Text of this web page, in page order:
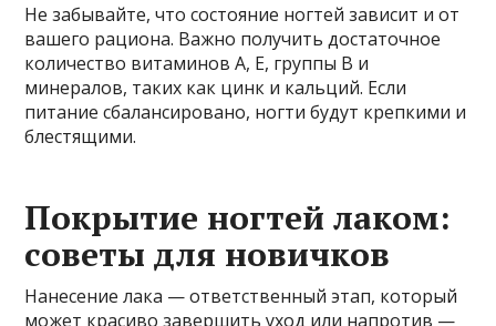
Не забывайте, что состояние ногтей зависит и от
вашего рациона. Важно получить достаточное
количество витаминов А, Е, группы В и
минералов, таких как цинк и кальций. Если
питание сбалансировано, ногти будут крепкими и
блестящими.
Покрытие ногтей лаком:
советы для новичков
Нанесение лака — ответственный этап, который
может красиво завершить уход или напротив —